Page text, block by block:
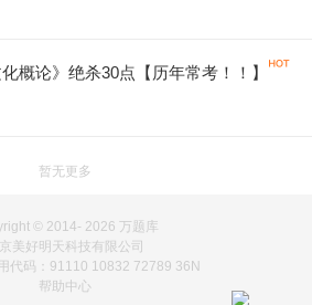
概论》绝杀30点【历年常考！！】
暂无更多
© 2014- 2026 万题库
京美好明天科技有限公司
代码：91110 10832 72789 36N
帮助中心